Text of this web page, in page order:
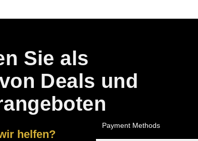
Sie als
Deals und
helfen?
Payment Methods